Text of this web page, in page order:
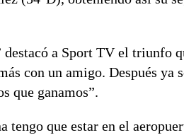
a Sport TV el triunfo
con un amigo. Después
que ganamos”.
tengo que estar en el